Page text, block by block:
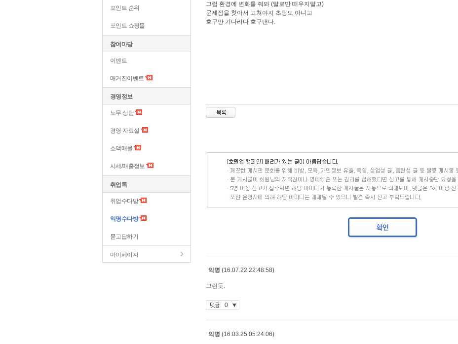
포인트 순위
포인트 쇼핑몰
참여마당
이벤트
매거진이벤트
경영정보
노무 상담
경영 자료실
소액매물
시세/매출정보
취업톡
취업수다방
익명수다방
묻고답하기
마이페이지
그럼 환경에 변화를 줘봐 (말로만 때우지말고)
문제점을 찾아서 고쳐야지 초딩도 아니고
호구만 기다리다 호구댄다.